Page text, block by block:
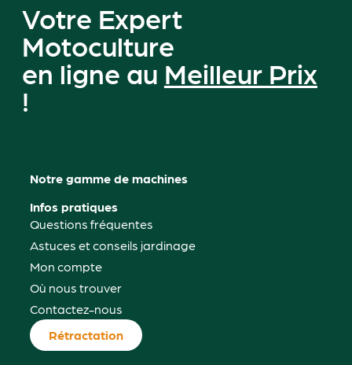
Votre Expert
Motoculture
en ligne au Meilleur Prix
!
Notre gamme de machines
Infos pratiques
Questions fréquentes
Astuces et conseils jardinage
Mon compte
Où nous trouver
Contactez-nous
Rétractation